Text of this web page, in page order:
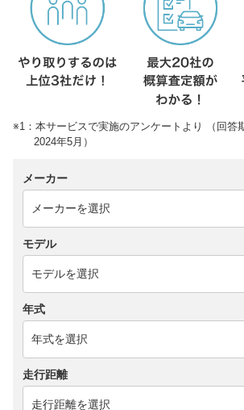
※1：本サービスで実施のアンケートより （回答
2024年5月）
メーカー
モデル
年式
走行距離